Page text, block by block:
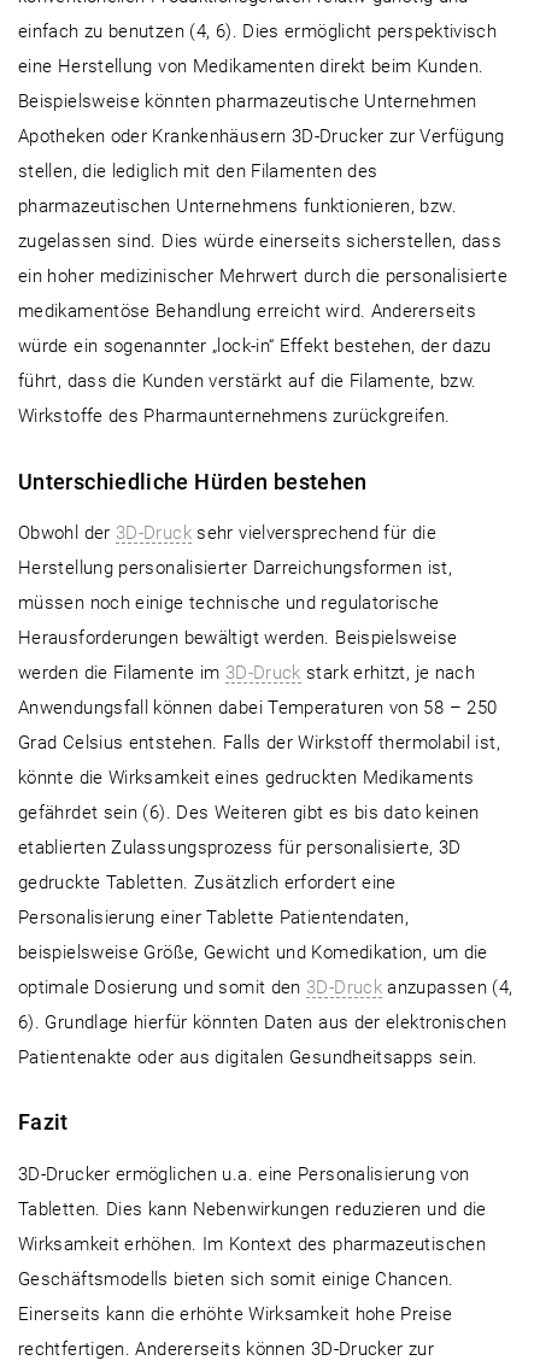
einfach zu benutzen (4, 6). Dies ermöglicht perspektivisch
eine Herstellung von Medikamenten direkt beim Kunden.
Beispielsweise könnten pharmazeutische Unternehmen
Apotheken oder Krankenhäusern 3D-Drucker zur Verfügung
stellen, die lediglich mit den Filamenten des
pharmazeutischen Unternehmens funktionieren, bzw.
zugelassen sind. Dies würde einerseits sicherstellen, dass
ein hoher medizinischer Mehrwert durch die personalisierte
medikamentöse Behandlung erreicht wird. Andererseits
würde ein sogenannter „lock-in“ Effekt bestehen, der dazu
führt, dass die Kunden verstärkt auf die Filamente, bzw.
Wirkstoffe des Pharmaunternehmens zurückgreifen.
Unterschiedliche Hürden bestehen
Obwohl der3D-Drucksehr vielversprechend für die
Herstellung personalisierter Darreichungsformen ist,
müssen noch einige technische und regulatorische
Herausforderungen bewältigt werden. Beispielsweise
werden die Filamente im 3D-Druck stark erhitzt, je nach
Anwendungsfall können dabei Temperaturen von 58 – 250
Grad Celsius entstehen. Falls der Wirkstoff thermolabil ist,
könnte die Wirksamkeit eines gedruckten Medikaments
gefährdet sein (6). Des Weiteren gibt es bis dato keinen
etablierten Zulassungsprozess für personalisierte, 3D
gedruckte Tabletten. Zusätzlich erfordert eine
Personalisierung einer Tablette Patientendaten,
beispielsweise Größe, Gewicht und Komedikation, um die
optimale Dosierung und somit den3D-Druck anzupassen (4,
6). Grundlage hierfür könnten Daten aus der elektronischen
Patientenakte oder aus digitalen Gesundheitsapps sein.
Fazit
3D-Drucker ermöglichen u.a. eine Personalisierung von
Tabletten. Dies kann Nebenwirkungen reduzieren und die
Wirksamkeit erhöhen. Im Kontext des pharmazeutischen
Geschäftsmodells bieten sich somit einige Chancen.
Einerseits kann die erhöhte Wirksamkeit hohe Preise
rechtfertigen. Andererseits können 3D-Drucker zur